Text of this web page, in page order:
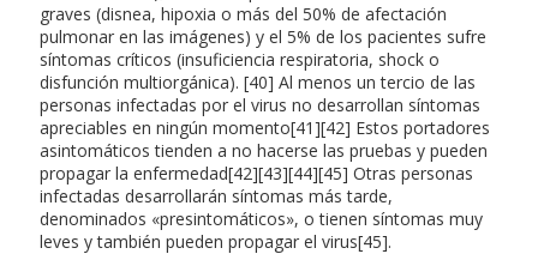
graves (disnea, hipoxia o más del 50% de afectación
pulmonar en las imágenes) y el 5% de los pacientes sufre
síntomas críticos (insuficiencia respiratoria, shock o
disfunción multiorgánica). [40] Al menos un tercio de las
personas infectadas por el virus no desarrollan síntomas
apreciables en ningún momento[41][42] Estos portadores
asintomáticos tienden a no hacerse las pruebas y pueden
propagar la enfermedad[42][43][44][45] Otras personas
infectadas desarrollarán síntomas más tarde,
denominados «presintomáticos», o tienen síntomas muy
leves y también pueden propagar el virus[45].